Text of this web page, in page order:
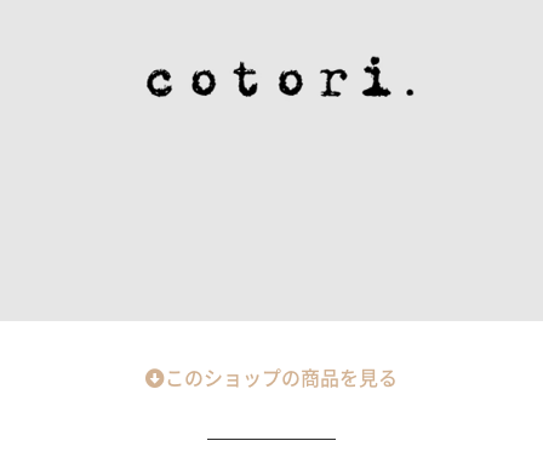
このショップの商品を見る